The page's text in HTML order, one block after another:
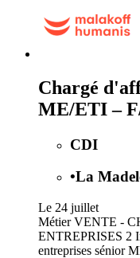
Chargé
ME/ETI –
CDI
•La
Le 24 juillet
Métier VENTE -
ENTREPRISES 2
entreprises sénior